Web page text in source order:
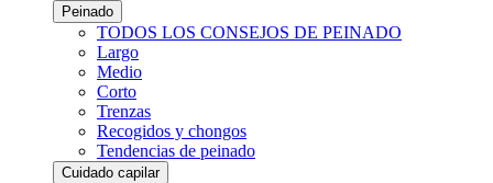
Peinado
TODOS LOS CONSEJOS DE PEINADO
Largo
Medio
Corto
Trenzas
Recogidos y chongos
Tendencias de peinado
Cuidado capilar